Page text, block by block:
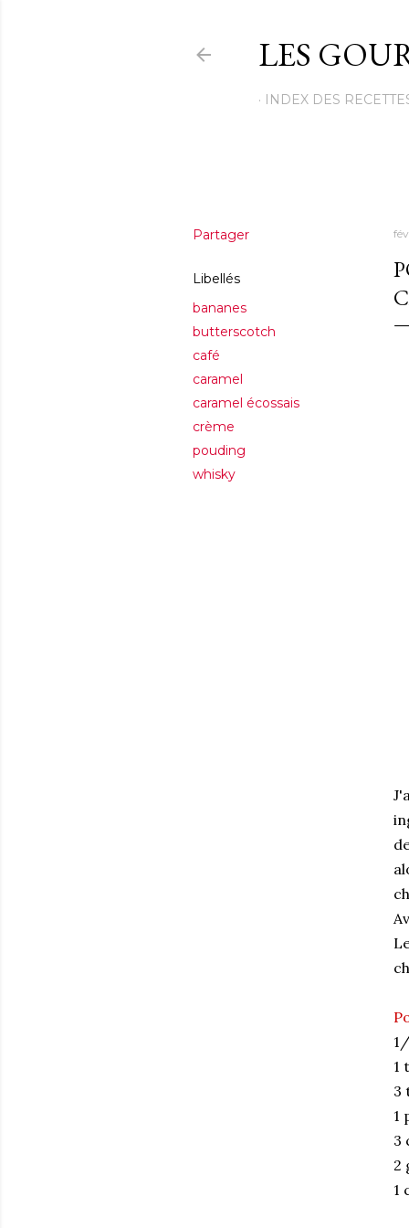
LES
INDEX DES
Partager
Libellés
bananes
butterscotch
café
caramel
caramel écossais
crème
pouding
whisky
1
3
1
3
2
1